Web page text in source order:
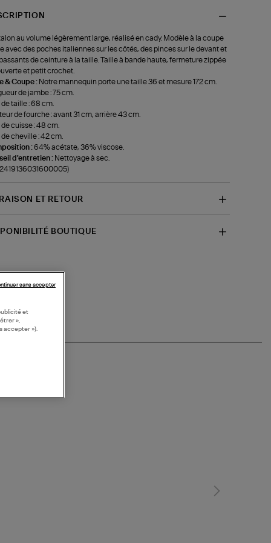
au volume légèrement large, réalisé en cady. Modèle à la coupe
avec des poches italiennes sur les côtés, des pinces sur le devant et
de ceinture à la taille. Taille à bande haute, fermeture zippée
et petit crochet.
& Coupe : Notre mannequin porte une taille 36 et mesure 172 cm.
de jambe : 75 cm.
de taille : 68 cm.
de fourche : avant 31 cm, arrière 43 cm.
de cuisse : 48 cm.
de cheville : 42 cm.
:64% acétate, 36% viscose.
d'entretien : Nettoyage à sec.
ET RETOUR
BOUTIQUE
et
»,
accepter »).
sans accepter